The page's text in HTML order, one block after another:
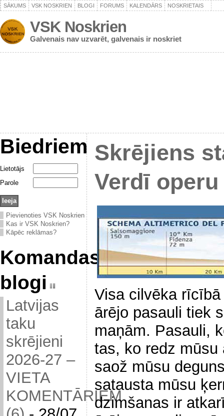
SĀKUMS VSK NOSKRIEN BLOGI FORUMS KALENDĀRS NOSKRIETAIS
VSK Noskrien
Galvenais nav uzvarēt, galvenais ir noskriet
Biedriem
Lietotājs
Parole
Pievienoties VSK Noskrien
Kas ir VSK Noskrien?
Kāpēc reklāmas?
Komandas
blogi
Latvijas
taku
skrējieni
2026-27 –
VIETA
KOMENTĀRIEM
Skrējiens
Verdī
Visa cilvēka
ārējo pasauli tiek
maņām. Pasauli,
tas, ko redz
saož mūsu
satausta mūsu
dzimšanas ir